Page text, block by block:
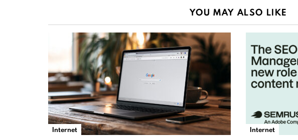
YOU MAY ALSO LIKE
Internet Internet